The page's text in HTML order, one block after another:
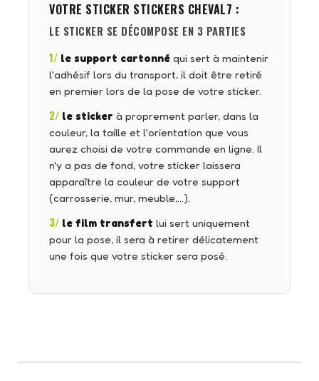
VOTRE STICKER STICKERS CHEVAL7 :
LE STICKER SE DÉCOMPOSE EN 3 PARTIES
1/ le support cartonné qui sert à maintenir
l'adhésif lors du transport, il doit être retiré
en premier lors de la pose de votre sticker.
2/ le sticker à proprement parler, dans la
couleur, la taille et l'orientation que vous
aurez choisi de votre commande en ligne. Il
n'y a pas de fond, votre sticker laissera
apparaître la couleur de votre support
(carrosserie, mur, meuble,…).
3/ le film transfert lui sert uniquement
pour la pose, il sera à retirer délicatement
une fois que votre sticker sera posé.